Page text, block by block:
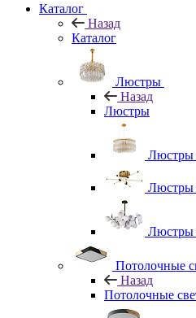
Каталог
Назад
Каталог
Люстры
Назад
Люстры
Люстры
Люстры
Люстры
Потолочные
Назад
Потолочные